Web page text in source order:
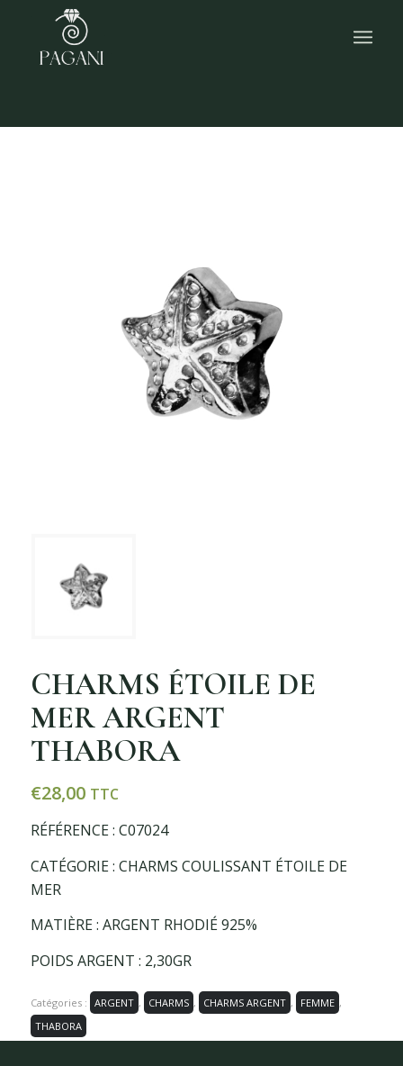
CHARMS ÉTOILE DE
MER ARGENT
THABORA
€28,00 TTC
RÉFÉRENCE : C07024
CATÉGORIE : CHARMS COULISSANT ÉTOILE DE
MER
MATIÈRE : ARGENT RHODIÉ 925%
POIDS ARGENT : 2,30GR
Catégories : ARGENT , CHARMS , CHARMS ARGENT , FEMME ,
THABORA